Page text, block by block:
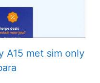
A15 met sim only